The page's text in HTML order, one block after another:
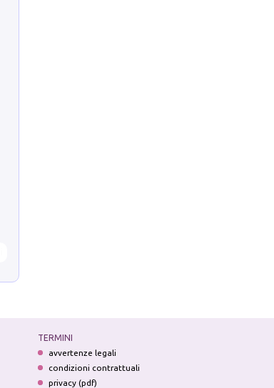
TERMINI
avvertenze legali
condizioni contrattuali
privacy (pdf)